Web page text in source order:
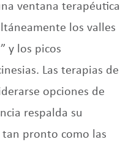
ventana terapéutica
los valles
y los picos
Las terapias de
opciones de
respalda su
pronto como las